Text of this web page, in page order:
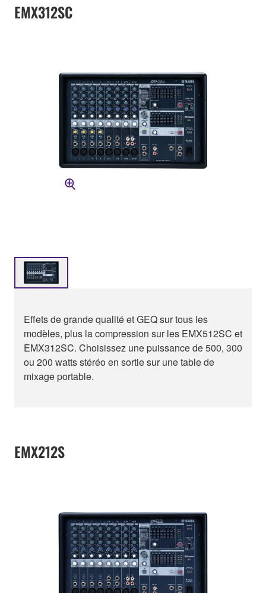
EMX312SC
Effets de grande qualité et GEQ sur tous les
modèles, plus la compression sur les EMX512SC et
EMX312SC. Choisissez une puissance de 500, 300
ou 200 watts stéréo en sortie sur une table de
mixage portable.
EMX212S